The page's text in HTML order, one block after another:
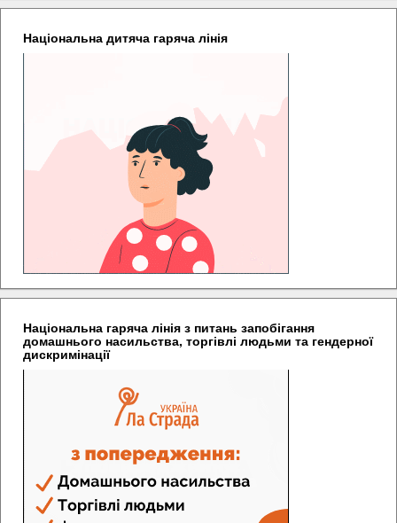
Національна дитяча гаряча лінія
Національна гаряча лінія з питань запобігання
домашнього насильства, торгівлі людьми та гендерної
дискримінації